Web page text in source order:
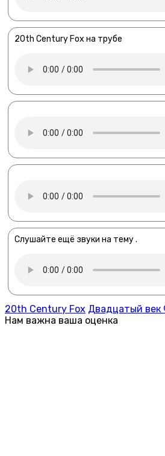
20th Century Fox на трубе
Слушайте ещё звуки на тему .
20th Century Fox Двадцатый век
Нам важна ваша оценка